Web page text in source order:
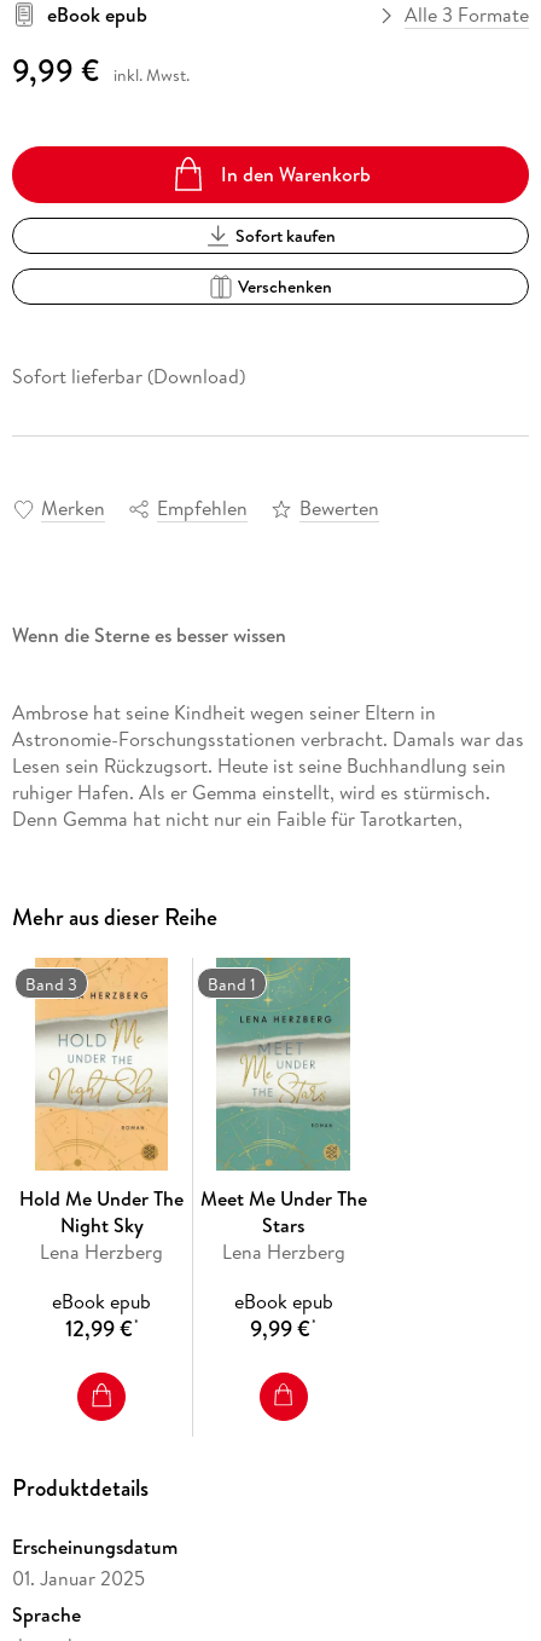
eBook epub
Alle 3 Formate
9,99 € inkl. Mwst.
In den Warenkorb
Sofort kaufen
Verschenken
Sofort lieferbar (Download)
Merken Empfehlen Bewerten
Wenn die Sterne es besser wissen
Ambrose hat seine Kindheit wegen seiner Eltern in
Astronomie-Forschungsstationen verbracht. Damals war das
Lesen sein Rückzugsort. Heute ist seine Buchhandlung sein
ruhiger Hafen. Als er Gemma einstellt, wird es stürmisch.
Denn Gemma hat nicht nur ein Faible für Tarotkarten,
wieder verkuppeln möchte, und gibt sich kurzerhand als seine
Freundin aus. Dann findet Ambrose in einem Buch einen
Zettel von einer Unbekannten, deren Worte ihn berühren.
Spontan schreibt er zurück, aber auch für Gemma fühlt er
immer mehr . . .
Sie ist eine Weltenbummlerin, er scheut jedes Risiko - der 2.
Teil der Above-Us-Trilogie
Die Romane sind auch unabhängig voneinander ein großer
Lesegenuss.
Mehr aus dieser Reihe
Band 3
Hold Me Under The
Night Sky
Lena Herzberg
eBook epub
12,99 €*
Band 1
Meet Me Under The
Stars
Lena Herzberg
eBook epub
9,99 €*
Produktdetails
Erscheinungsdatum
01. Januar 2025
Sprache